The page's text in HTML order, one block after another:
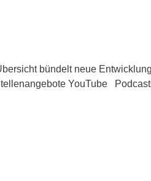
bündelt neue
YouTube